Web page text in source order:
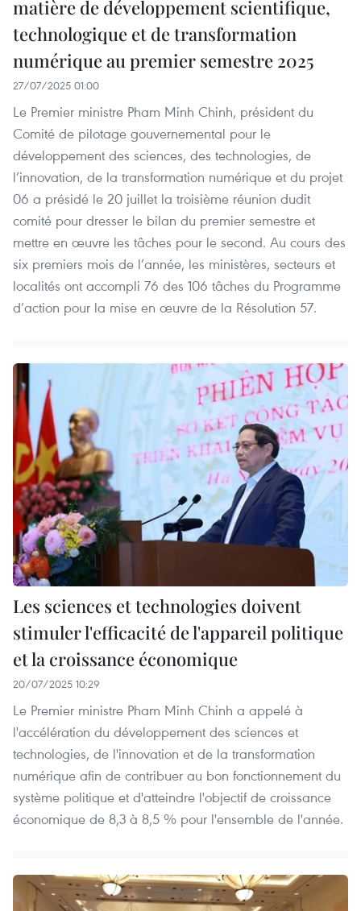
matière de développement scientifique,
technologique et de transformation
numérique au premier semestre 2025
27/07/2025 01:00
Le Premier ministre Pham Minh Chinh, président du
Comité de pilotage gouvernemental pour le
développement des sciences, des technologies, de
l’innovation, de la transformation numérique et du projet
06 a présidé le 20 juillet la troisième réunion dudit
comité pour dresser le bilan du premier semestre et
mettre en œuvre les tâches pour le second. Au cours des
six premiers mois de l’année, les ministères, secteurs et
localités ont accompli 76 des 106 tâches du Programme
d’action pour la mise en œuvre de la Résolution 57.
Les sciences et technologies doivent
stimuler l'efficacité de l'appareil politique
et la croissance économique
20/07/2025 10:29
Le Premier ministre Pham Minh Chinh a appelé à
l'accélération du développement des sciences et
technologies, de l'innovation et de la transformation
numérique afin de contribuer au bon fonctionnement du
système politique et d'atteindre l'objectif de croissance
économique de 8,3 à 8,5 % pour l'ensemble de l'année.